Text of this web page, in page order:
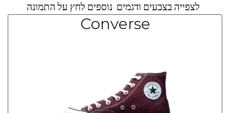
לצפייה בצבעים ודגמים נוספים לחץ על התמונה
Converse